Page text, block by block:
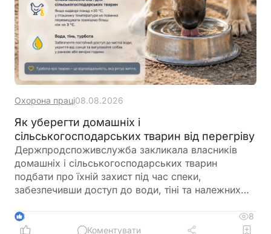
Охорона праці08.08.2026
Як уберегти домашніх і
сільськогосподарських тварин від перегріву
Держпродспоживслужба закликала власників
домашніх і сільськогосподарських тварин
подбати про їхній захист під час спеки,
забезпечивши доступ до води, тіні та належних
заборону залишати тварин у зачинених
автомобілях або на прив’язі під прямим сонячним
3
8
Коментувати